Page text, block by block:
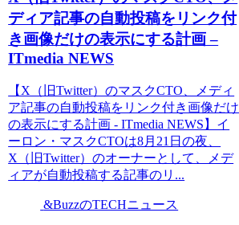
ディア記事の自動投稿をリンク付
き画像だけの表示にする計画 –
ITmedia NEWS
【X（旧Twitter）のマスクCTO、メディ
ア記事の自動投稿をリンク付き画像だけ
の表示にする計画 - ITmedia NEWS】イ
ーロン・マスクCTOは8月21日の夜、
X（旧Twitter）のオーナーとして、メデ
ィアが自動投稿する記事のリ...
&BuzzのTECHニュース